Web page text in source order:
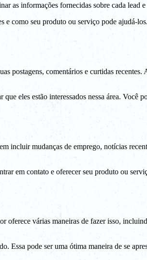
as informações fornecidas sobre cada lead
e como seu produto ou serviço pode ajudá-
comentários e curtidas recentes.
eles estão interessados nessa área. Você
mudanças de emprego, notícias
em contato e oferecer seu produto ou
várias maneiras de fazer isso,
Essa pode ser uma ótima maneira de se